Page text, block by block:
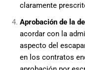
claramente
Aprobación de la
acordar con la
aspecto del
en los contratos